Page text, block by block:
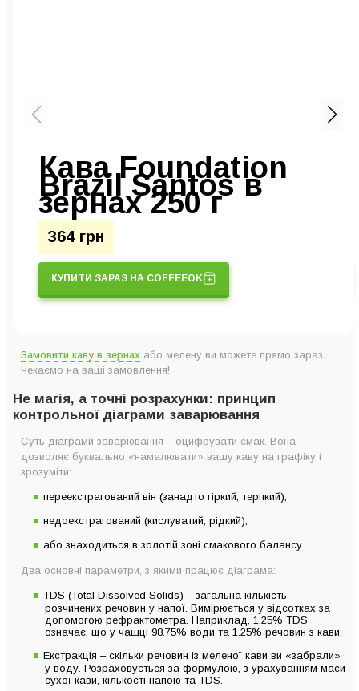
Кава Foundation
Brazil Santos в
зернах 250 г
364 грн
КУПИТИ ЗАРАЗ НА COFFEEOK
Замовити каву в зернах або мелену ви можете прямо зараз.
Чекаємо на ваші замовлення!
Не магія, а точні розрахунки: принцип
контрольної діаграми заварювання
Суть діаграми заварювання – оцифрувати смак. Вона
дозволяє буквально «намалювати» вашу каву на графіку і
зрозуміти:
переекстрагований він (занадто гіркий, терпкий);
недоекстрагований (кислуватий, рідкий);
або знаходиться в золотій зоні смакового балансу.
Два основні параметри, з якими працює діаграма:
TDS (Total Dissolved Solids) – загальна кількість
розчинених речовин у напої. Вимірюється у відсотках за
допомогою рефрактометра. Наприклад, 1.25% TDS
означає, що у чашці 98.75% води та 1.25% речовин з кави.
Екстракція – скільки речовин із меленої кави ви «забрали»
у воду. Розраховується за формулою, з урахуванням маси
сухої кави, кількості напою та TDS.